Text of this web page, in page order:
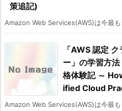
策追記)
Amazon Web Services(AWS)は今最
「AWS 認定
ー」の学習方
格体験記 ～
ified Cloud
Amazon Web Services(AWS)は今最